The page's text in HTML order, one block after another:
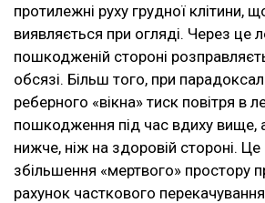
протилежні руху грудної клітини,
виявляється при огляді. Через це
пошкодженій стороні
обсязі. Більш того, при
реберного «вікна» тиск повітря в
пошкодження під час вдиху вище,
нижче, ніж на здоровій стороні.
збільшення «мертвого» простору
рахунок часткового